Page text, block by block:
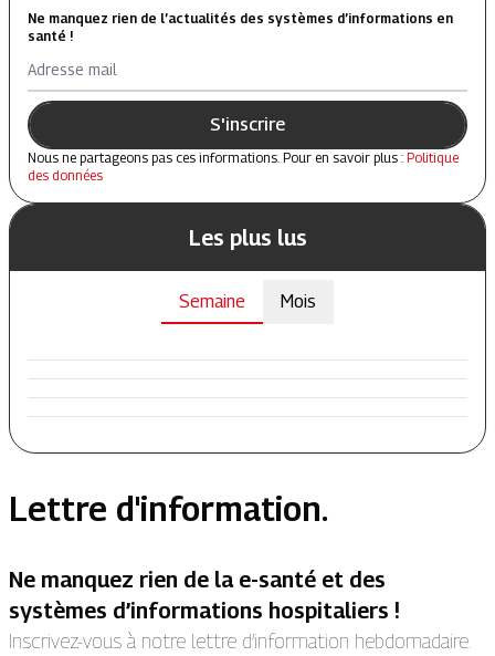
Ne manquez rien de l’actualités des systèmes d’informations en
santé !
Adresse mail
S'inscrire
Nous ne partageons pas ces informations. Pour en savoir plus : Politique
des données
Les plus lus
Semaine Mois
Lettre d'information.
Ne manquez rien de la e-santé et des
systèmes d’informations hospitaliers !
Inscrivez-vous à notre lettre d’information hebdomadaire.